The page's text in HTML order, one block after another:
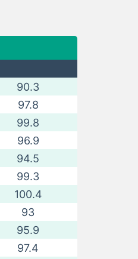
90.3
97.8
99.8
96.9
94.5
99.3
100.4
93
95.9
97.4